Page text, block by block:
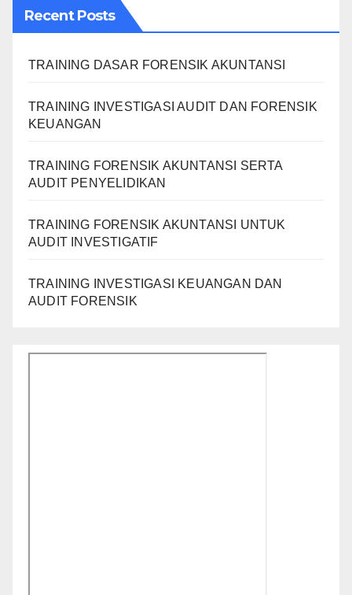
Recent Posts
TRAINING DASAR FORENSIK AKUNTANSI
TRAINING INVESTIGASI AUDIT DAN FORENSIK
KEUANGAN
TRAINING FORENSIK AKUNTANSI SERTA
AUDIT PENYELIDIKAN
TRAINING FORENSIK AKUNTANSI UNTUK
AUDIT INVESTIGATIF
TRAINING INVESTIGASI KEUANGAN DAN
AUDIT FORENSIK